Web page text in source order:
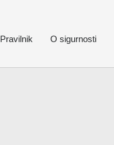
Pravilnik O sigurnosti